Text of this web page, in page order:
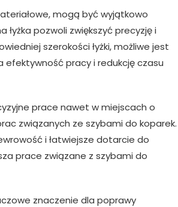
mogą być wyjątkowo
pozwoli zwiększyć precyzję i
szerokości łyżki, możliwe jest
efektywność pracy i redukcję czasu
prace nawet w miejscach o
związanych ze szybami do koparek.
i łatwiejsze dotarcie do
prace związane z szybami do
znaczenie dla poprawy